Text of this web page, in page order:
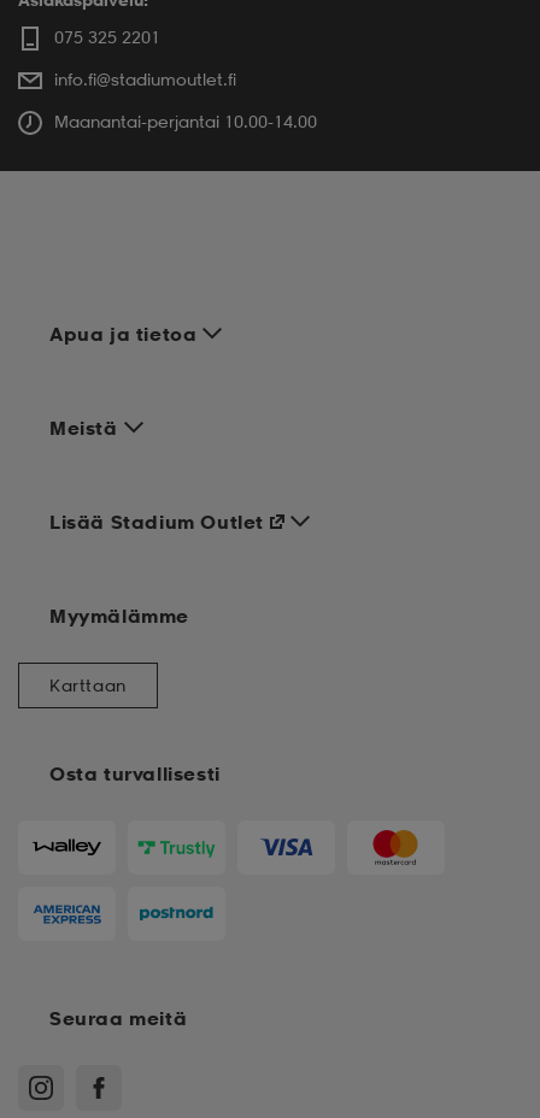
075 325 2201
info.fi@stadiumoutlet.fi
Maanantai-perjantai 10.00-14.00
Apua ja tietoa
Meistä
Osta turvallisesti
Lisää Stadium Outlet
Myymälämme
Karttaan
Seuraa meitä